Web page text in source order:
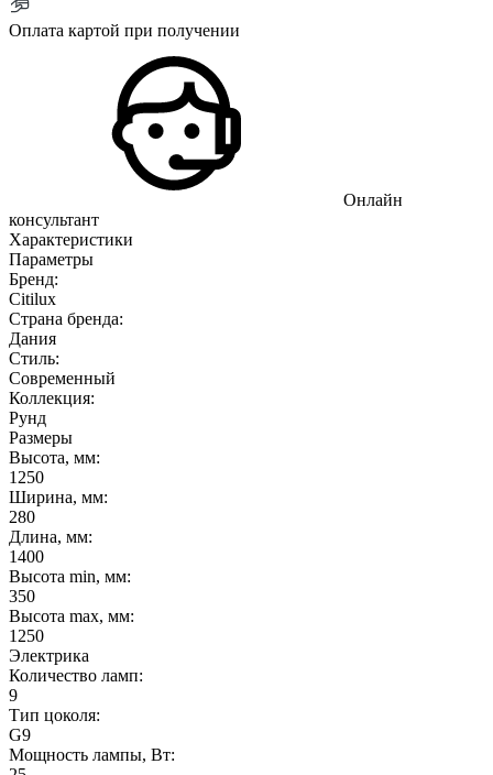
Оплата картой при получении
Онлайн
консультант
Характеристики
Параметры
Бренд:
Citilux
Страна бренда:
Дания
Стиль:
Современный
Коллекция:
Рунд
Размеры
Высота, мм:
1250
Ширина, мм:
280
Длина, мм:
1400
Высота min, мм:
350
Высота max, мм:
1250
Электрика
Количество ламп:
9
Тип цоколя:
G9
Мощность лампы, Вт: